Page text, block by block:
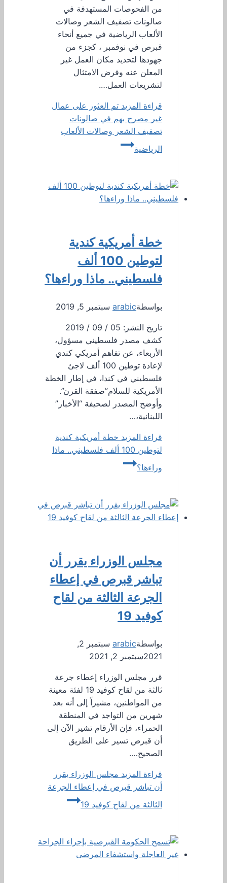
من الفحوصات المستهدفة في
صالونات تصفيف الشعر وصالات
الألعاب الرياضية في جميع أنحاء
قبرص في نوفمبر ، كجزء من
جهودها لتحديد مكان العمل غير
المعلن عنه وفرض الامتثال
لتشريعات العمل….
قراءة المزيد تم العثور على عمال
غير مصرح بهم في صالونات
تصفيف الشعر وصالات الألعاب
الرياضية
خطة أمريكية كندية
لتوطين 100 ألف
فلسطيني.. ماذا وراءها؟
بواسطةarabic سبتمبر 5, 2019
تاريخ النشر: 05 / 09 / 2019
كشف مصدر فلسطيني مسؤول،
الأربعاء، عن تفاهم أمريكي كندي
لإعادة توطين 100 ألف لاجئ
فلسطيني في كندا، في إطار الخطة
الأمريكية للسلام”صفقة القرن”.
وأوضح المصدر لصحيفة “الأخبار”
اللبنانية،…
قراءة المزيد خطة أمريكية كندية
لتوطين 100 ألف فلسطيني.. ماذا
وراءها؟
مجلس الوزراء يقرر أن
تباشر قبرص في إعطاء
الجرعة الثالثة من لقاح
كوفيد 19
بواسطةarabic
سبتمبر 2,
2021سبتمبر 2, 2021
قرر مجلس الوزراء إعطاء جرعة
ثالثة من لقاح كوفيد 19 لفئة معينة
من المواطنين، مشيراً إلى أنه بعد
شهرين من التواجد في المنطقة
الحمراء، فإن الأرقام تشير الآن إلى
أن قبرص تسير على الطريق
الصحيح….
قراءة المزيد مجلس الوزراء يقرر
أن تباشر قبرص في إعطاء الجرعة
الثالثة من لقاح كوفيد 19